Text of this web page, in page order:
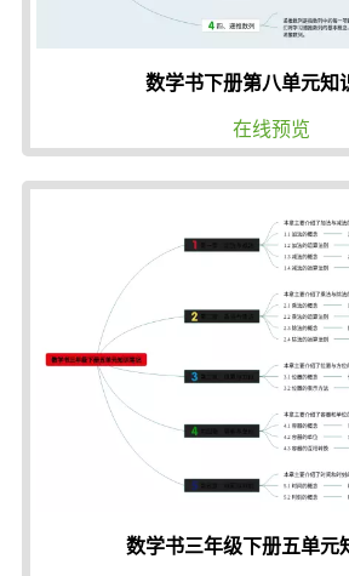
数学书下册第八单元知
在线预览
数学书三年级下册五单元